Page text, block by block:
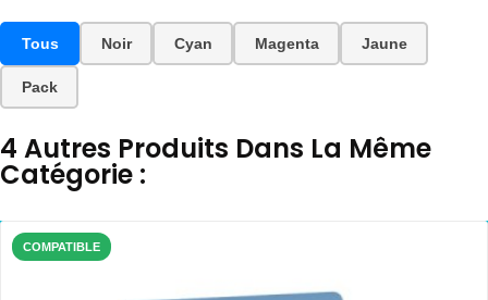
Tous Noir Cyan Magenta Jaune
Pack
4 Autres Produits Dans La Même
Catégorie :
COMPATIBLE